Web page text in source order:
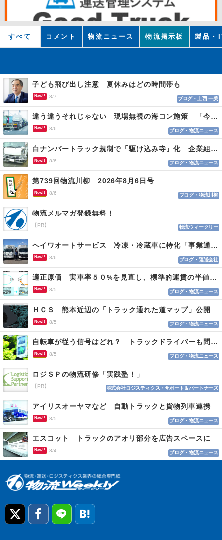
すべて コメント 物流ニュース 物流掲示板 製品・
子ども飛び出し注意 夏休みはどの時間帯も
New!! 8/7 ブログ・上西 一美
違う違うそれじゃない 現場無視の海コン施策 「今でも平均２～３時間は待つ」
New!! 8/6 ブログ・物流ニュース
白ナンバートラック規制で「駆け込み寺」化 企業組合が入会基準を見直しへ
New!! 8/6 ブログ・物流ニュース
第739回物流川柳 2026年8月6日号
New!! 8/6 ブログ・物流川柳
物流メルマガ登録無料！
【PR】 物流ウィークリー
ヘイワオートサービス 冷凍・冷蔵車に特化「事業通じ貢献目指す」
New!! 8/6 ブログ・運送会社
適正原価 実車率５０%を見直し、標準的運賃の半値の恐れも
New!! 8/5 ブログ・物流ニュース
ＨＣＳ 熊本近辺の「トラック通れた道マップ」公開
New!! 8/5 ブログ・物流ニュース
自転車が従う信号はどれ？ トラックドライバーも問われる認識
New!! 8/5 ブログ・物流ニュース
ロジＳＰの物流研修「実践塾！」
【PR】 株式会社ロジスティクス・サポート＆パートナーズ
アイリスオーヤマなど 自動トラックと貨物列車連携
New!! 8/5 ブログ・物流ニュース
エスコット トラックのアオリ部分を広告スペースに
New!! 8/4 ブログ・物流ニュース